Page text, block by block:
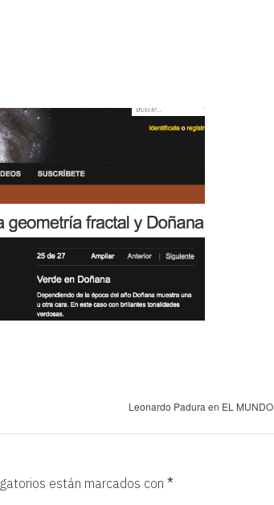
Leonardo Padura en EL MUNDO
están marcados con *